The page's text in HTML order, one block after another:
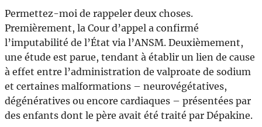
Permettez-moi de rappeler deux choses.
Premièrement, la Cour d’appel a confirmé
l’imputabilité de l’État via l’ANSM. Deuxièmement,
une étude est parue, tendant à établir un lien de cause
à effet entre l’administration de valproate de sodium
et certaines malformations – neurovégétatives,
dégénératives ou encore cardiaques – présentées par
des enfants dont le père avait été traité par Dépakine.